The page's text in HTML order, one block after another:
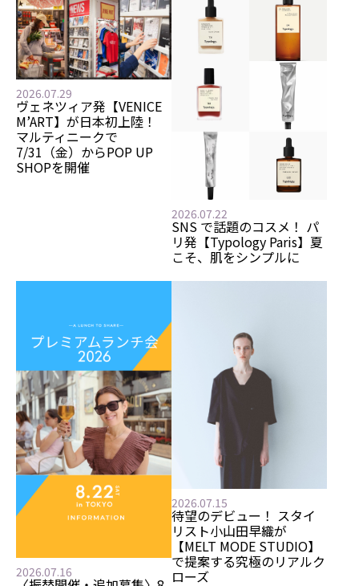
2026.07.29
ヴェネツィア発【VENICE
M’ART】が日本初上陸！
マルティニークで
7/31（金）からPOP UP
SHOPを開催
2026.07.22
SNS で話題のコスメ！ パ
リ発【Typology Paris】夏
こそ、肌をシンプルに
2026.07.16
2026.07.15
待望のデビュー！ スタイ
リスト小山田早織が
【MELT MODE STUDIO】
で提案する究極のリアルク
ローズ